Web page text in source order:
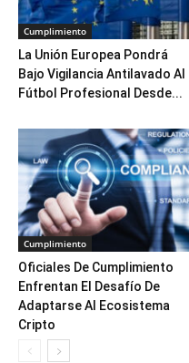
Cumplimiento
La Unión Europea Pondrá
Bajo Vigilancia Antilavado Al
Fútbol Profesional Desde...
Cumplimiento
Oficiales De Cumplimiento
Enfrentan El Desafío De
Adaptarse Al Ecosistema
Cripto